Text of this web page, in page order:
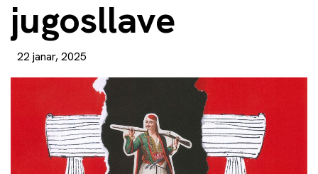
jugosllave
22 janar, 2025